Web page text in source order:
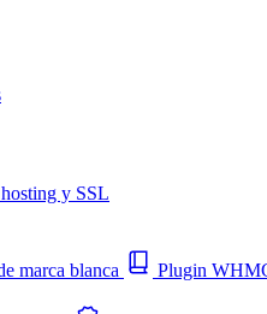
y SSL
marca blanca Plugin